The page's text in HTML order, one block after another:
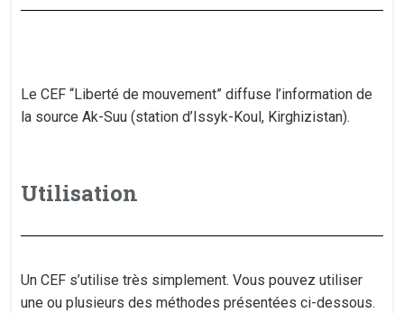
Le CEF “Liberté de mouvement” diffuse l’information de
la source Ak-Suu (station d’Issyk-Koul, Kirghizistan).
Utilisation
Un CEF s’utilise très simplement. Vous pouvez utiliser
une ou plusieurs des méthodes présentées ci-dessous.